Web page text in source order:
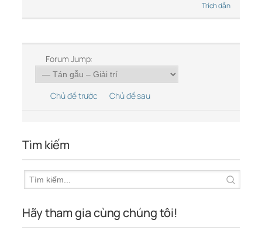
Trích dẫn
Forum Jump:
Chủ đề trước Chủ đề sau
Tìm kiếm
Hãy tham gia cùng chúng tôi!